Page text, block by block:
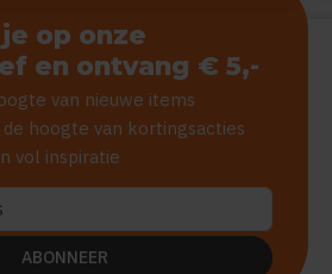
op onze
en ontvang € 5,-
van nieuwe items
hoogte van kortingsacties
vol inspiratie
ABONNEER